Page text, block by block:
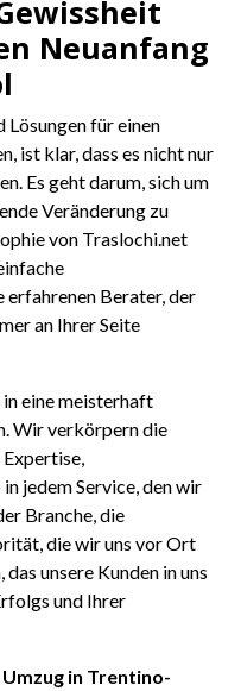
Neuanfang
für einen
ist klar, dass es nicht nur
Es geht darum, sich um
Veränderung zu
von Traslochi.net
Berater, der
an Ihrer Seite
in eine meisterhaft
Wir verkörpern die
jedem Service, den wir
Branche, die
die wir uns vor Ort
unsere Kunden in uns
und Ihrer
Umzug in Trentino-